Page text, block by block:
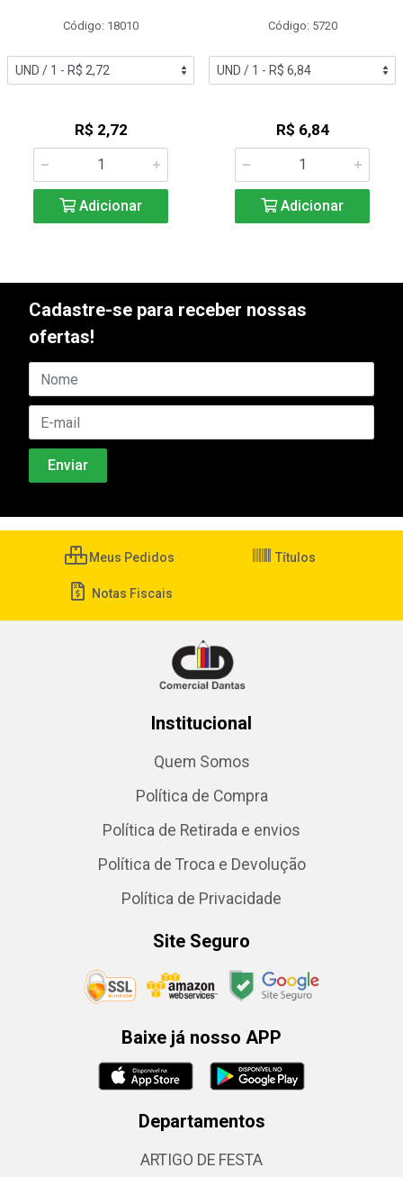
Código: 18010
R$ 2,72
Adicionar
Código: 5720
R$ 6,84
Adicionar
Cadastre-se para receber nossas
ofertas!
Meus Pedidos Títulos
Notas Fiscais
Institucional
Quem Somos
Política de Compra
Política de Retirada e envios
Política de Troca e Devolução
Política de Privacidade
Site Seguro
Baixe já nosso APP
Departamentos
ARTIGO DE FESTA